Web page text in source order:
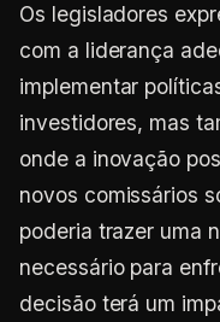
Os legisladores
com a liderança
implementar
investidores, mas
onde a inovação
novos comissários
poderia trazer uma
necessário para
decisão terá um